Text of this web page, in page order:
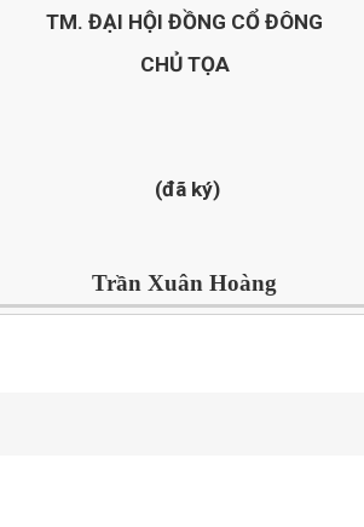
TM. ĐẠI HỘI ĐỒNG CỔ ĐÔNG
CHỦ TỌA
(đã ký)
Trần Xuân Hoàng